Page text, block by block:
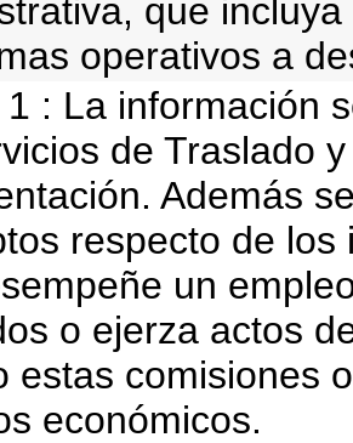
que
operativos a
: La información
de Traslado
Además
respecto de
un
o ejerza actos
estas comisiones
económicos.